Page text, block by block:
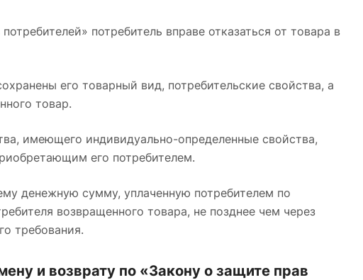
потребитель вправе отказаться от товара в
его товарный вид, потребительские свойства, а
товар.
имеющего индивидуально-определенные свойства,
его потребителем.
денежную сумму, уплаченную потребителем по
возвращенного товара, не позднее чем через
требования.
и возврату по «Закону о защите прав